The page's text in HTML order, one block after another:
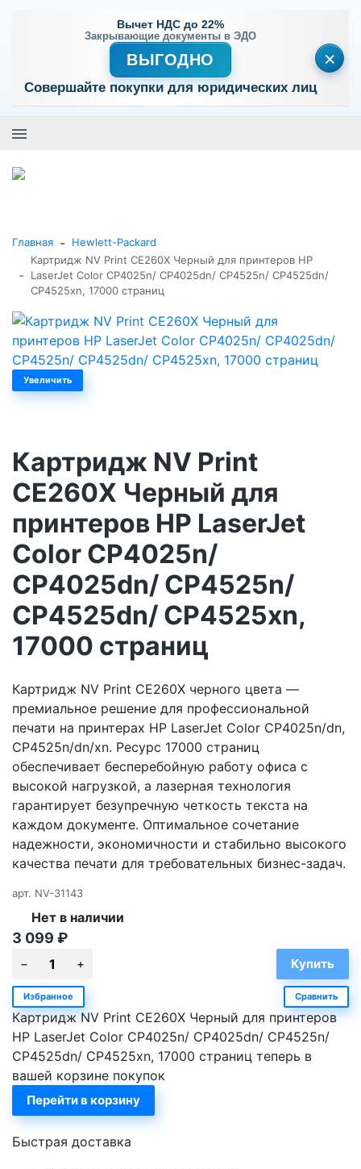
Вычет НДС до 22%
Закрывающие документы в ЭДО
ВЫГОДНО
Совершайте покупки для юридических лиц
×
Главная - Hewlett-Packard
-
Картридж NV Print CE260X Черный для принтеров HP
LaserJet Color CP4025n/ CP4025dn/ CP4525n/ CP4525dn/
CP4525xn, 17000 страниц
Увеличить
Картридж NV Print
CE260X Черный для
принтеров HP LaserJet
Color CP4025n/
CP4025dn/ CP4525n/
CP4525dn/ CP4525xn,
17000 страниц
Картридж NV Print CE260X черного цвета —
премиальное решение для профессиональной
печати на принтерах HP LaserJet Color CP4025n/dn,
CP4525n/dn/xn. Ресурс 17000 страниц
обеспечивает бесперебойную работу офиса с
высокой нагрузкой, а лазерная технология
гарантирует безупречную четкость текста на
каждом документе. Оптимальное сочетание
надежности, экономичности и стабильно высокого
качества печати для требовательных бизнес-задач.
арт. NV-31143
Нет в наличии
3 099 ₽
Избранное Сравнить
Картридж NV Print CE260X Черный для принтеров
HP LaserJet Color CP4025n/ CP4025dn/ CP4525n/
CP4525dn/ CP4525xn, 17000 страниц теперь в
вашей корзине покупок
Перейти в корзину
Быстрая доставка